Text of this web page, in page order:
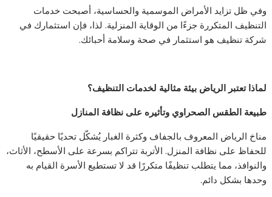
وفي ظل تزايد الأمراض الموسمية والحساسية، أصبحت خدمات
التنظيف المتكررة جزءًا من الوقاية المنزلية. لذا، فإن استثمارك في
شركة تنظيف هو استثمار في صحة وسلامة أحبائك.
لماذا تعتبر الرياض بيئة مثالية لخدمات التنظيف؟
طبيعة الطقس الصحراوي وتأثيره على نظافة المنازل
مناخ الرياض المعروف بالجفاف وكثرة الغبار يُشكّل تحديًا حقيقيًا
للحفاظ على نظافة المنزل. الأتربة تتراكم بسرعة على الأسطح، الأثاث،
والنوافذ، مما يتطلب تنظيفًا متكررًا قد لا تستطيع الأسرة القيام به
وحدها بشكل دائم.